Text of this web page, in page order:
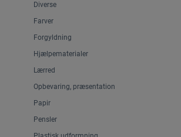
Diverse
Farver
Forgyldning
Hjælpematerialer
Lærred
Opbevaring, præsentation
Papir
Pensler